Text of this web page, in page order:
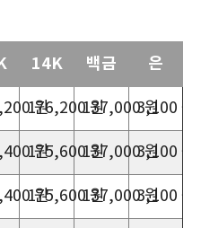
14K 백금 은
원
176,200 원137,000 원3,100 원
원
175,600 원137,000 원3,100 원
원
175,600 원137,000 원3,100 원